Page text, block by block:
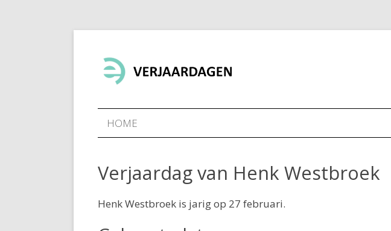
HOME
Verjaardag van Henk Westbroek
Henk Westbroek is jarig op 27 februari.